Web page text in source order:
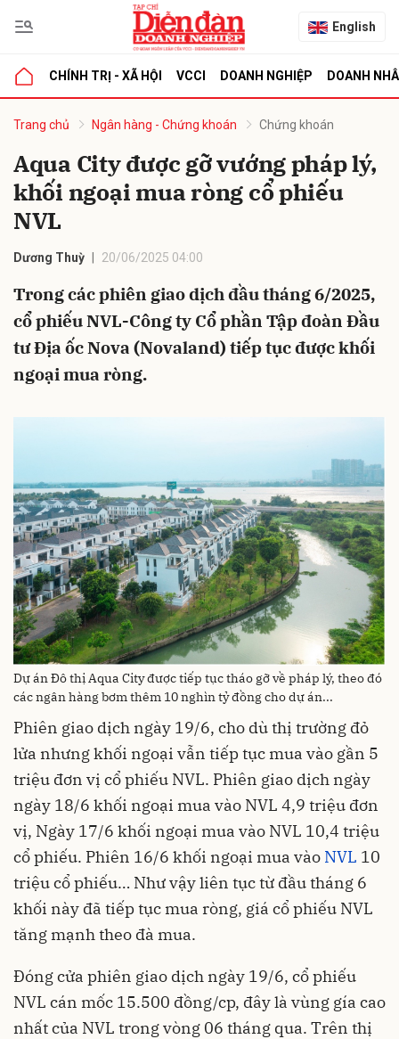
English
CHÍNH TRỊ - XÃ HỘI VCCI DOANH NGHIỆP DOANH
Trang chủ Ngân hàng - Chứng khoán Chứng khoán
Aqua City được gỡ vướng pháp lý,
khối ngoại mua ròng cổ phiếu
NVL
Dương Thuỳ 20/06/2025 04:00
Trong các phiên giao dịch đầu tháng 6/2025,
cổ phiếu NVL-Công ty Cổ phần Tập đoàn Đầu
tư Địa ốc Nova (Novaland) tiếp tục được khối
ngoại mua ròng.
Dự án Đô thị Aqua City được tiếp tục tháo gỡ về pháp lý, theo đó
các ngân hàng bơm thêm 10 nghìn tỷ đồng cho dự án...
Phiên giao dịch ngày 19/6, cho dù thị trường đỏ
lửa nhưng khối ngoại vẫn tiếp tục mua vào gần 5
triệu đơn vị cổ phiếu NVL. Phiên giao dịch ngày
ngày 18/6 khối ngoại mua vào NVL 4,9 triệu đơn
vị, Ngày 17/6 khối ngoại mua vào NVL 10,4 triệu
cổ phiếu. Phiên 16/6 khối ngoại mua vào NVL 10
triệu cổ phiếu… Như vậy liên tục từ đầu tháng 6
khối này đã tiếp tục mua ròng, giá cổ phiếu NVL
tăng mạnh theo đà mua.
Đóng cửa phiên giao dịch ngày 19/6, cổ phiếu
NVL cán mốc 15.500 đồng/cp, đây là vùng gía cao
nhất của NVL trong vòng 06 tháng qua. Trên thị
luận
Hủy